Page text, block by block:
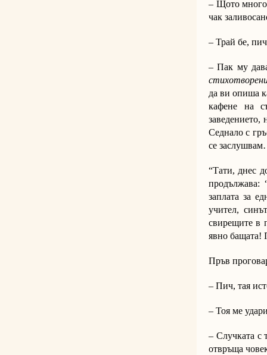
– Щото много
чак
– Трай бе,
– Пак му
да ви опиша
кафене на
Седнало с
се
“Тати, днес
заплата за
учител,
свирещите в
явно бащата!
Пръв
– Пич, тая
– Тоя ме
– Случката с
отвръща